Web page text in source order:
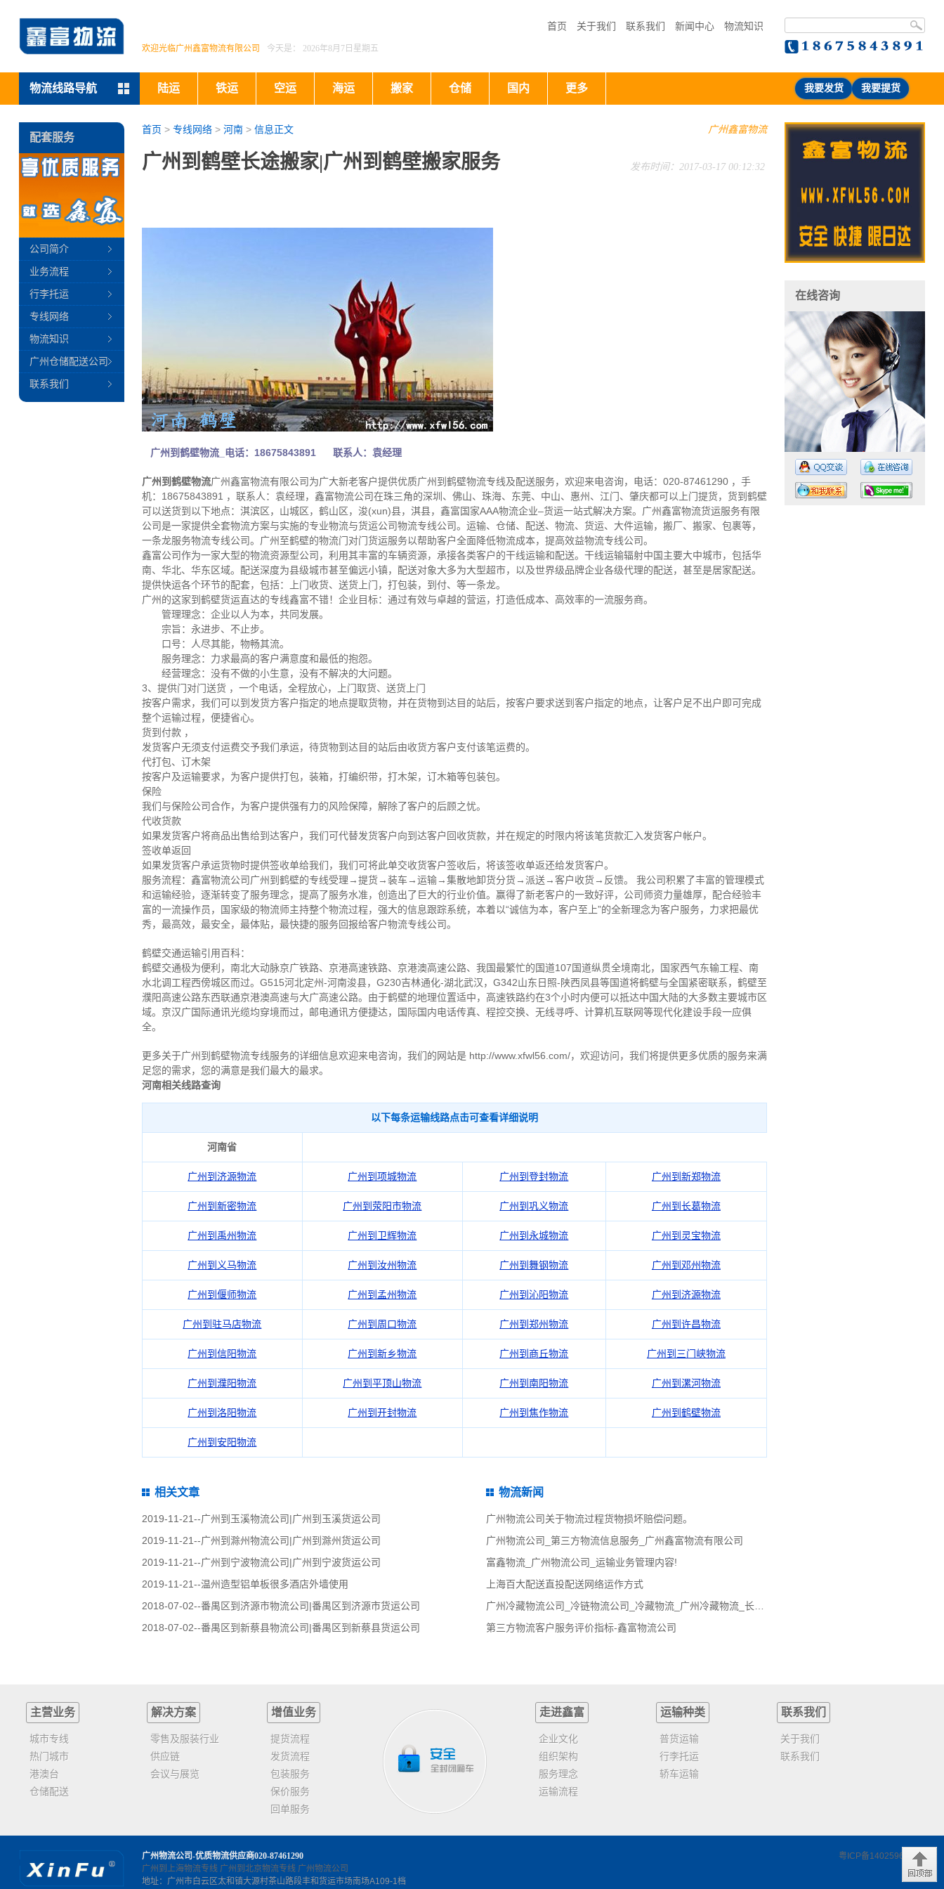
首页 关于我们 联系我们 新闻中心 物流知识
欢迎光临广州鑫富物流有限公司 今天是： 2026年8月7日星期五
物流线路导航 陆运 铁运 空运 海运 搬家 仓储 国内 更多 我要发货 我要提货
广州鑫富物流
首页 > 专线网络> 河南> 信息正文
广州到鹤壁长途搬家|广州到鹤壁搬家服务 发布时间：2017-03-17 00:12:32
广州到鹤壁物流_电话：18675843891 联系人：袁经理
广州到鹤壁物流广州鑫富物流有限公司为广大新老客户提供优质广州到鹤壁物流专线及配送服务，欢迎来电咨询，电话：020-87461290 ，手
机：18675843891 ，联系人：袁经理，鑫富物流公司在珠三角的深圳、佛山、珠海、东莞、中山、惠州、江门、肇庆都可以上门提货，货到鹤壁
可以送货到以下地点：淇滨区，山城区，鹤山区，浚(xun)县，淇县，鑫富国家AAA物流企业–货运一站式解决方案。广州鑫富物流货运服务有限
公司是一家提供全套物流方案与实施的专业物流与货运公司物流专线公司。运输、仓储、配送、物流、货运、大件运输，搬厂、搬家、包裹等，
一条龙服务物流专线公司。广州至鹤壁的物流门对门货运服务以帮助客户全面降低物流成本，提高效益物流专线公司。
鑫富公司作为一家大型的物流资源型公司，利用其丰富的车辆资源，承接各类客户的干线运输和配送。干线运输辐射中国主要大中城市，包括华
南、华北、华东区域。配送深度为县级城市甚至偏远小镇，配送对象大多为大型超市，以及世界级品牌企业各级代理的配送，甚至是居家配送。
提供快运各个环节的配套，包括：上门收货、送货上门，打包装，到付、等一条龙。
广州的这家到鹤壁货运直达的专线鑫富不错！企业目标：通过有效与卓越的营运，打造低成本、高效率的一流服务商。
管理理念：企业以人为本，共同发展。
宗旨：永进步、不止步。
口号：人尽其能，物畅其流。
服务理念：力求最高的客户满意度和最低的抱怨。
经营理念：没有不做的小生意，没有不解决的大问题。
3、提供门对门送货 ，一个电话，全程放心，上门取货、送货上门
按客户需求，我们可以到发货方客户指定的地点提取货物，并在货物到达目的站后，按客户要求送到客户指定的地点，让客户足不出户即可完成
整个运输过程，便捷省心。
货到付款 ，
发货客户无须支付运费交予我们承运，待货物到达目的站后由收货方客户支付该笔运费的。
代打包、订木架
按客户及运输要求，为客户提供打包，装箱，打编织带，打木架，订木箱等包装包。
保险
我们与保险公司合作，为客户提供强有力的风险保障，解除了客户的后顾之忧。
代收货款
如果发货客户将商品出售给到达客户，我们可代替发货客户向到达客户回收货款，并在规定的时限内将该笔货款汇入发货客户帐户。
签收单返回
如果发货客户承运货物时提供签收单给我们，我们可将此单交收货客户签收后，将该签收单返还给发货客户。
服务流程：鑫富物流公司广州到鹤壁的专线受理→提货→装车→运输→集散地卸货分货→派送→客户收货→反馈。 我公司积累了丰富的管理模式
和运输经验，逐渐转变了服务理念，提高了服务水准，创造出了巨大的行业价值。赢得了新老客户的一致好评，公司师资力量雄厚，配合经验丰
富的一流操作员，国家级的物流师主持整个物流过程，强大的信息跟踪系统，本着以“诚信为本，客户至上”的全新理念为客户服务，力求把最优
秀，最高效，最安全，最体贴，最快捷的服务回报给客户物流专线公司。
鹤壁交通运输引用百科：
鹤壁交通极为便利，南北大动脉京广铁路、京港高速铁路、京港澳高速公路、我国最繁忙的国道107国道纵贯全境南北，国家西气东输工程、南
水北调工程西傍城区而过。G515河北定州-河南浚县，G230吉林通化-湖北武汉，G342山东日照-陕西凤县等国道将鹤壁与全国紧密联系，鹤壁至
濮阳高速公路东西联通京港澳高速与大广高速公路。由于鹤壁的地理位置适中，高速铁路约在3个小时内便可以抵达中国大陆的大多数主要城市区
域。京汉广国际通讯光缆均穿境而过，邮电通讯方便捷达，国际国内电话传真、程控交换、无线寻呼、计算机互联网等现代化建设手段一应俱
全。
更多关于广州到鹤壁物流专线服务的详细信息欢迎来电咨询，我们的网站是 http://www.xfwl56.com/，欢迎访问，我们将提供更多优质的服务来满
足您的需求，您的满意是我们最大的最求。
河南相关线路查询
以下每条运输线路点击可查看详细说明
河南省
广州到济源物流 广州到项城物流 广州到登封物流 广州到新郑物流
广州到新密物流 广州到荥阳市物流 广州到巩义物流 广州到长葛物流
广州到禹州物流 广州到卫辉物流 广州到永城物流 广州到灵宝物流
广州到义马物流 广州到汝州物流 广州到舞钢物流 广州到邓州物流
广州到偃师物流 广州到孟州物流 广州到沁阳物流 广州到济源物流
广州到驻马店物流 广州到周口物流 广州到郑州物流 广州到许昌物流
广州到信阳物流 广州到新乡物流 广州到商丘物流 广州到三门峡物流
广州到濮阳物流 广州到平顶山物流 广州到南阳物流 广州到漯河物流
广州到洛阳物流 广州到开封物流 广州到焦作物流 广州到鹤壁物流
广州到安阳物流
相关文章
2019-11-21--广州到玉溪物流公司|广州到玉溪货运公司
2019-11-21--广州到滁州物流公司|广州到滁州货运公司
2019-11-21--广州到宁波物流公司|广州到宁波货运公司
2019-11-21--温州造型铝单板很多酒店外墙使用
2018-07-02--番禺区到济源市物流公司|番禺区到济源市货运公司
2018-07-02--番禺区到新蔡县物流公司|番禺区到新蔡县货运公司
物流新闻
广州物流公司关于物流过程货物损坏赔偿问题。
广州物流公司_第三方物流信息服务_广州鑫富物流有限公司
富鑫物流_广州物流公司_运输业务管理内容!
上海百大配送直投配送网络运作方式
广州冷藏物流公司_冷链物流公司_冷藏物流_广州冷藏物流_长途冷藏运输专线_冷藏仓储
第三方物流客户服务评价指标-鑫富物流公司
配套服务
公司简介
业务流程
行李托运
专线网络
物流知识
广州仓储配送公司
联系我们
在线咨询
主营业务
城市专线
热门城市
港澳台
仓储配送
解决方案
零售及服装行业
供应链
会议与展览
增值业务
提货流程
发货流程
包装服务
保价服务
回单服务
走进鑫富
企业文化
组织架构
服务理念
运输流程
运输种类
普货运输
行李托运
轿车运输
联系我们
关于我们
联系我们
粤ICP备14025961号-4
广州物流公司-优质物流供应商020-87461290
广州到上海物流专线 广州到北京物流专线 广州物流公司
地址：广州市白云区太和镇大源村茶山路段丰和货运市场南场A109-1档